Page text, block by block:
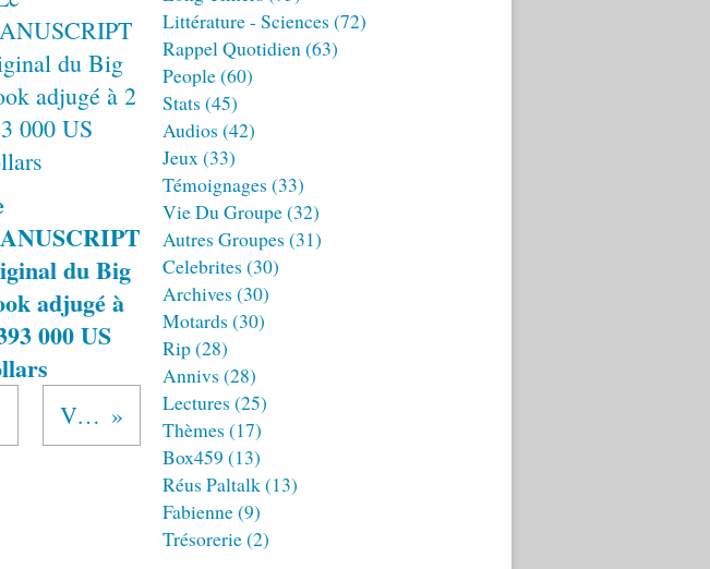
du Big
adjugé à
000 US
Vu en AA
Littérature - Sciences (72)
Rappel Quotidien(63)
People(60)
Stats (45)
Audios (42)
Jeux(33)
Témoignages (33)
Vie Du Groupe(32)
Autres Groupes (31)
Celebrites (30)
Archives (30)
Motards (30)
Rip(28)
Annivs (28)
Lectures (25)
Thèmes (17)
Box459 (13)
Réus Paltalk(13)
Fabienne(9)
Trésorerie(2)